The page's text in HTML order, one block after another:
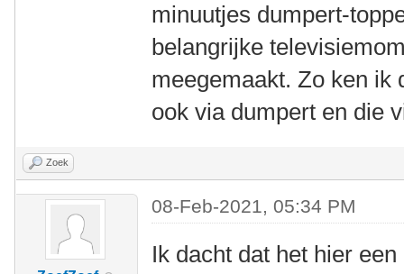
minuutjes dumpert-
belangrijke
meegemaakt. Zo ken ik
ook via dumpert en die
Zoek
08-Feb-2021, 05:34 PM
Ik dacht dat het hier